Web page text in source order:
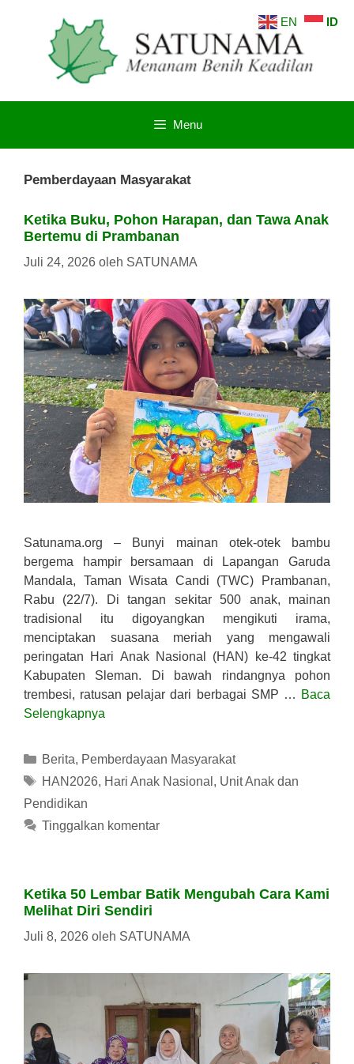
Menu
Pemberdayaan Masyarakat
Ketika Buku, Pohon Harapan, dan Tawa Anak
Bertemu di Prambanan
Juli 24, 2026 oleh SATUNAMA
Satunama.org – Bunyi mainan otek-otek bambu
bergema hampir bersamaan di Lapangan Garuda
Mandala, Taman Wisata Candi (TWC) Prambanan,
Rabu (22/7). Di tangan sekitar 500 anak, mainan
tradisional itu digoyangkan mengikuti irama,
menciptakan suasana meriah yang mengawali
peringatan Hari Anak Nasional (HAN) ke-42 tingkat
Kabupaten Sleman. Di bawah rindangnya pohon
trembesi, ratusan pelajar dari berbagai SMP … Baca
Selengkapnya
Kategori
Berita, Pemberdayaan Masyarakat
Tag
HAN2026, Hari Anak Nasional , Unit Anak dan
Pendidikan
Tinggalkan komentar
Ketika 50 Lembar Batik Mengubah Cara Kami
Melihat Diri Sendiri
Juli 8, 2026 oleh SATUNAMA
EN ID